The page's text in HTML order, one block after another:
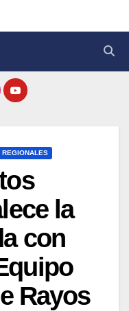
REGIONALES
la
con
Rayos